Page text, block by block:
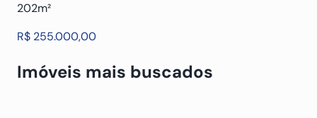
202m²
R$ 255.000,00
Imóveis mais buscados